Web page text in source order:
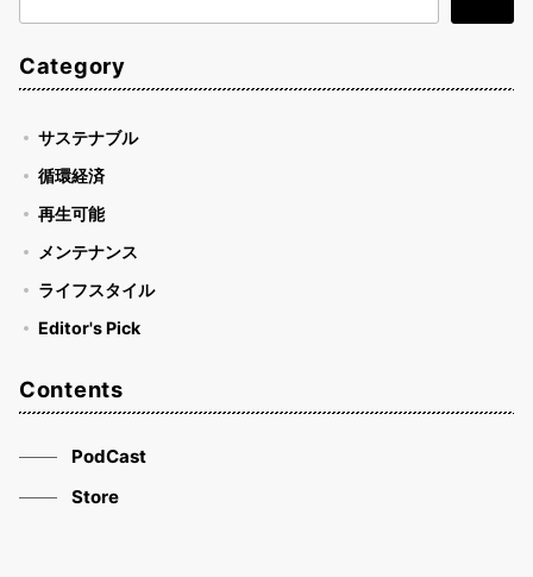
索
Category
サステナブル
循環経済
再生可能
メンテナンス
ライフスタイル
Editor's Pick
Contents
PodCast
Store